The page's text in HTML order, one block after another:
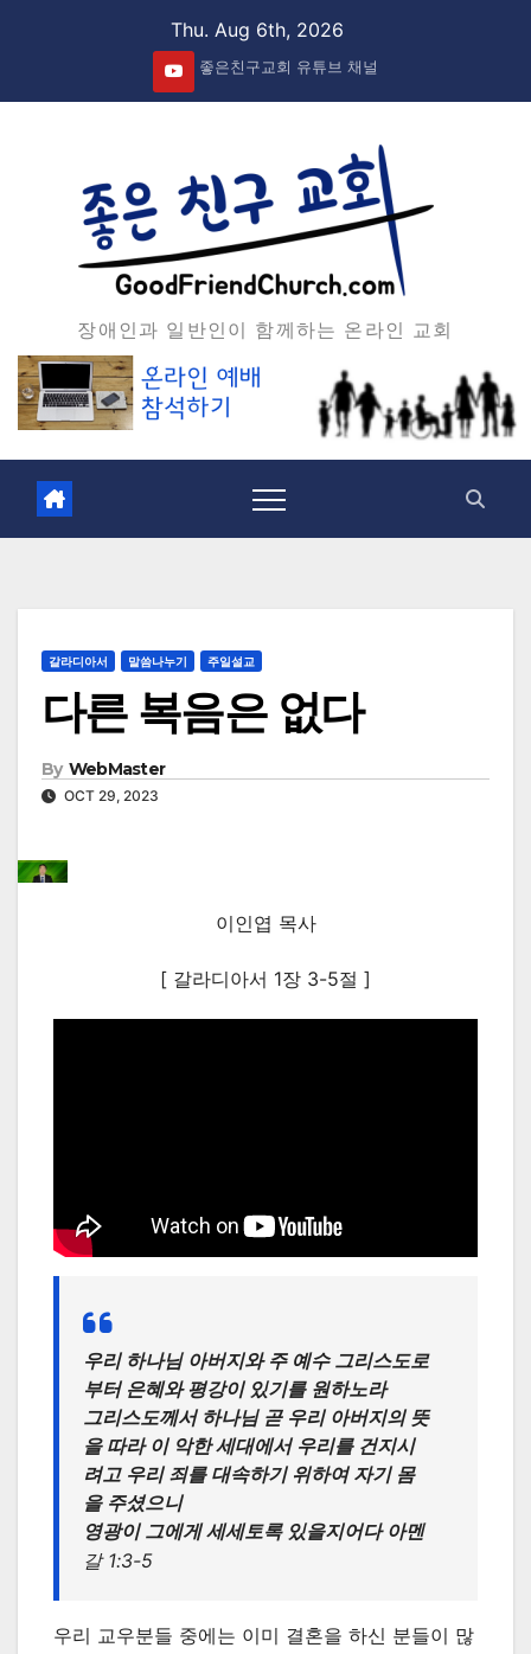
Thu. Aug 6th, 2026
좋은친구교회 유튜브 채널
장애인과 일반인이 함께하는 온라인 교회
갈라디아서 말씀나누기 주일설교
다른 복음은 없다
By WebMaster
OCT 29, 2023
이인엽 목사
[ 갈라디아서 1장 3-5절 ]
우리 하나님 아버지와 주 예수 그리스도로
부터 은혜와 평강이 있기를 원하노라
그리스도께서 하나님 곧 우리 아버지의 뜻
을 따라 이 악한 세대에서 우리를 건지시
려고 우리 죄를 대속하기 위하여 자기 몸
을 주셨으니
영광이 그에게 세세토록 있을지어다 아멘
갈 1:3-5
우리 교우분들 중에는 이미 결혼을 하신 분들이 많